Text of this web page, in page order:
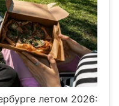
летом 2026: